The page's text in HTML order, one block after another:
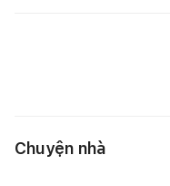
Chuyện nhà